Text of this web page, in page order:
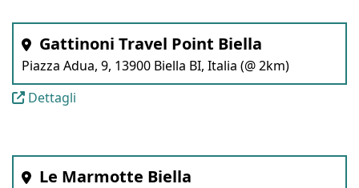
Gattinoni Travel Point Biella
Piazza Adua, 9, 13900 Biella BI, Italia (@ 2km)
Dettagli
Le Marmotte Biella